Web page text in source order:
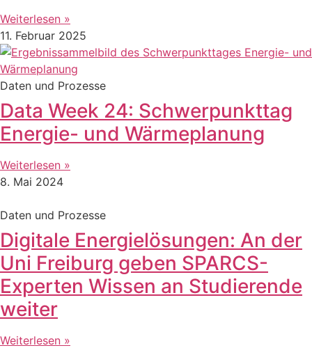
Weiterlesen »
11. Februar 2025
Daten und Prozesse
Data Week 24: Schwerpunkttag
Energie- und Wärmeplanung
Weiterlesen »
8. Mai 2024
Daten und Prozesse
Digitale Energielösungen: An der
Uni Freiburg geben SPARCS-
Experten Wissen an Studierende
weiter
Weiterlesen »